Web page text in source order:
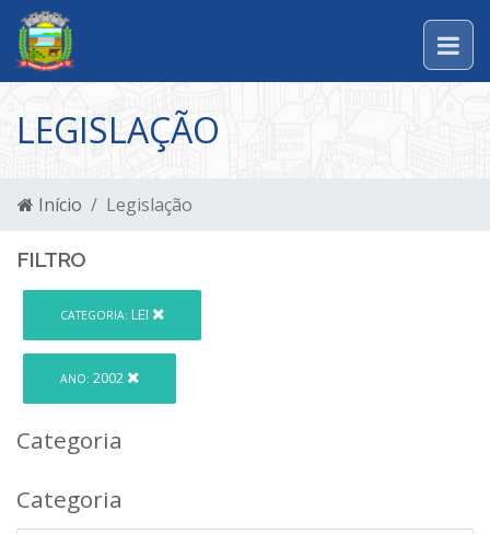
LEGISLAÇÃO
Início Legislação
FILTRO
CATEGORIA: LEI
ANO: 2002
Categoria
Categoria